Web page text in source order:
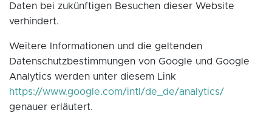
Daten bei zukünftigen Besuchen dieser Website
verhindert.
Weitere Informationen und die geltenden
Datenschutzbestimmungen von Google und Google
Analytics werden unter diesem Link
https://www.google.com/intl/de_de/analytics/
genauer erläutert.